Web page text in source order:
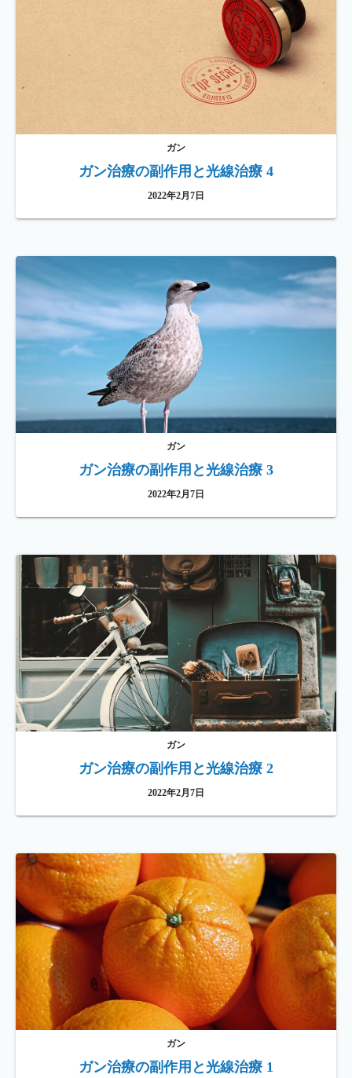
ガン
ガン治療の副作用と光線治療 4
2022年2月7日
ガン
ガン治療の副作用と光線治療 3
2022年2月7日
ガン
ガン治療の副作用と光線治療 2
2022年2月7日
ガン
ガン治療の副作用と光線治療 1